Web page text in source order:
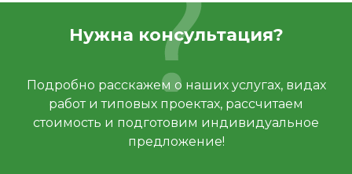
Нужна консультация?
Подробно расскажем о наших услугах, видах
работ и типовых проектах, рассчитаем
стоимость и подготовим индивидуальное
предложение!